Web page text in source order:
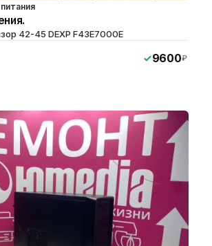
42-45 DEXP F43E7000E
9600₽